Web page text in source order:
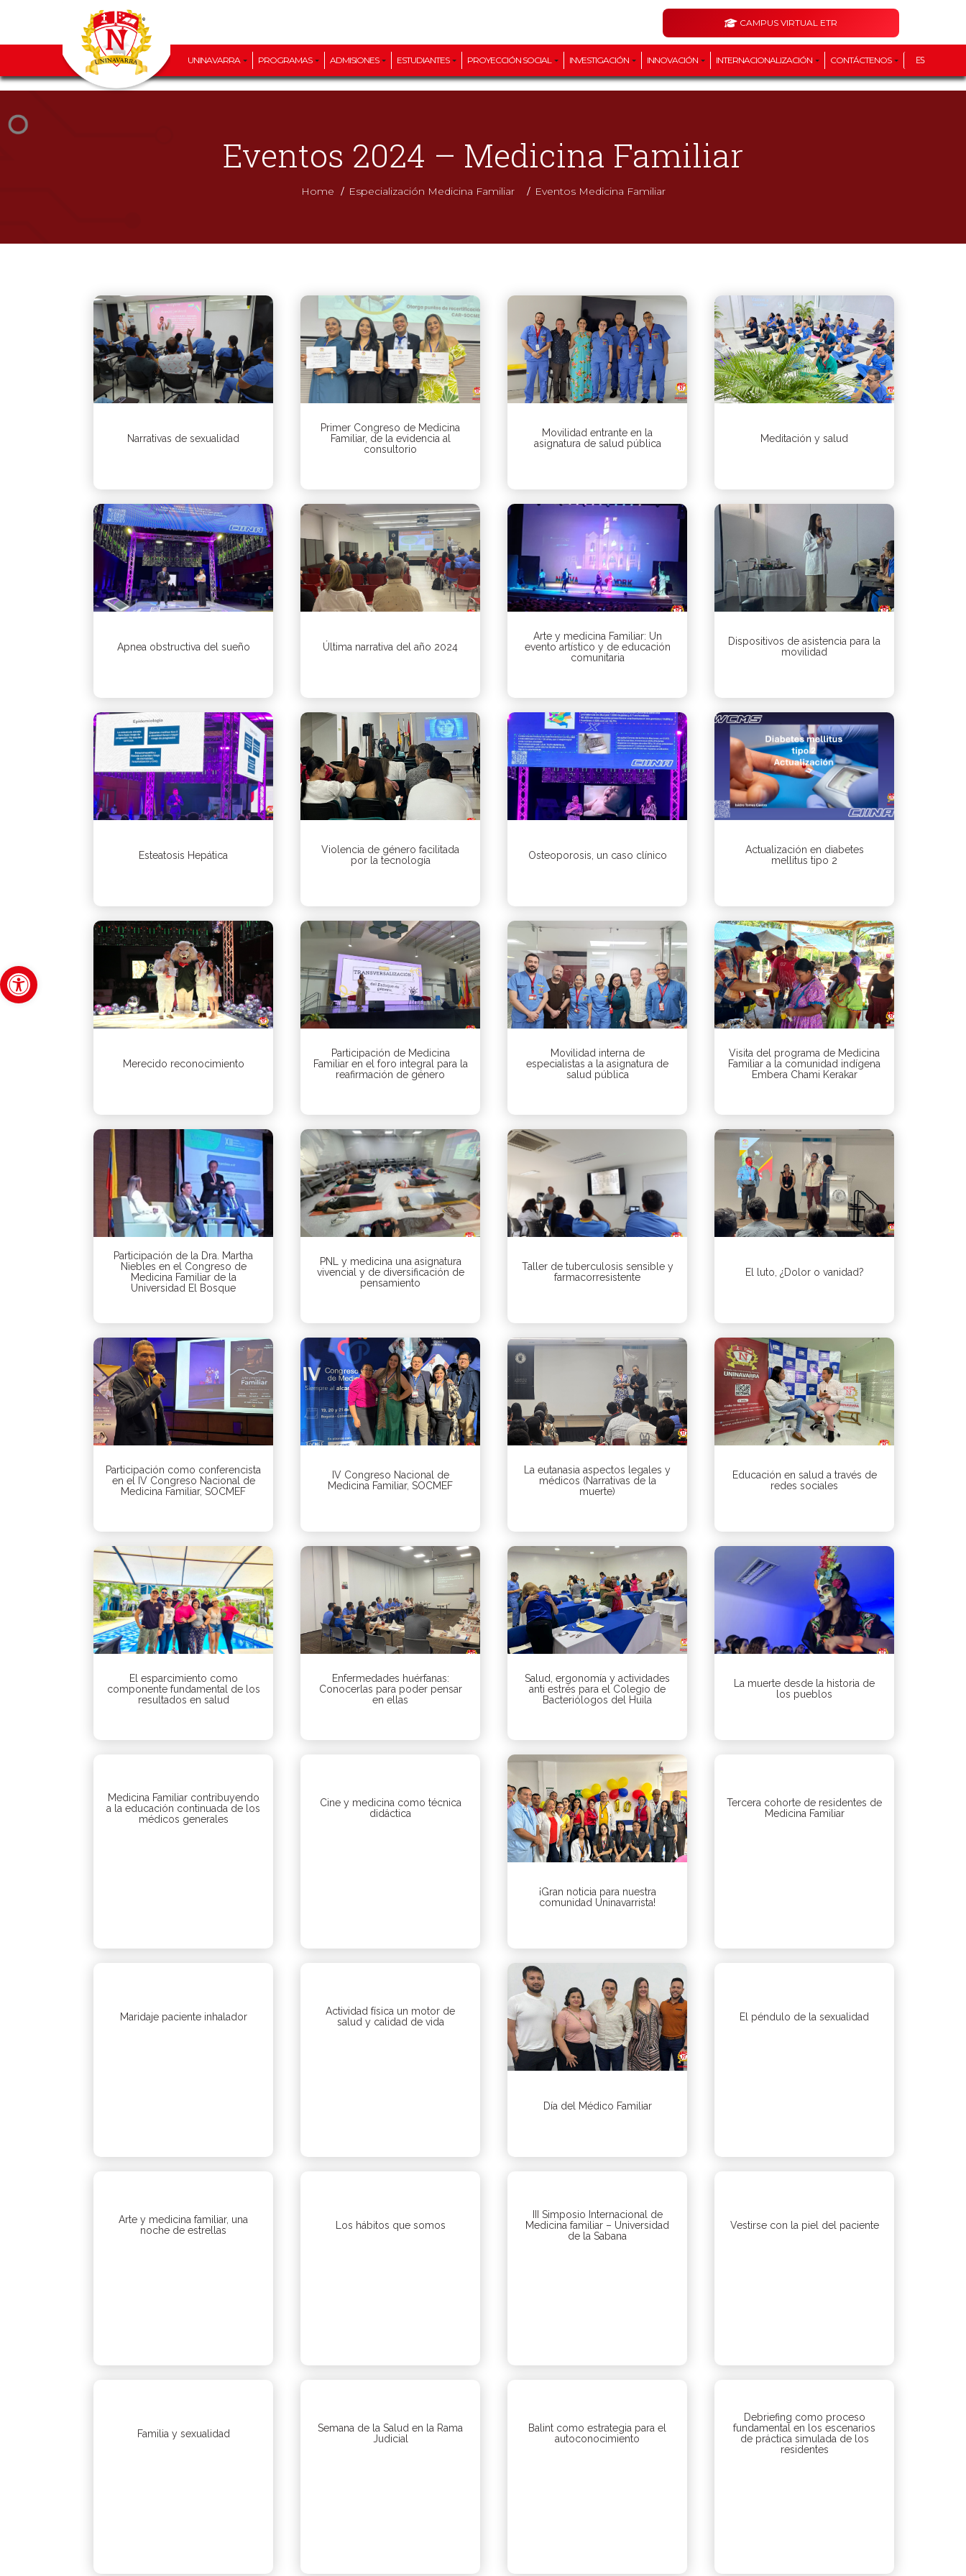
Abrir barra de herramientas
CAMPUS VIRTUAL ETR
UNINAVARRA PROGRAMAS ADMISIONES ESTUDIANTES PROYECCIÓN SOCIAL INVESTIGACIÓN INNOVACIÓN INTERNACIONALIZACIÓN CONTÁCTENOS ES
Eventos 2024 – Medicina Familiar
Home / Especialización Medicina Familiar / Eventos Medicina Familiar
Narrativas de sexualidad
Primer Congreso de Medicina
Familiar, de la evidencia al
consultorio
Movilidad entrante en la
asignatura de salud pública
Meditación y salud
Apnea obstructiva del sueño Última narrativa del año 2024
Arte y medicina Familiar: Un
evento artístico y de educación
comunitaria
Dispositivos de asistencia para la
movilidad
Esteatosis Hepática
Violencia de género facilitada
por la tecnología
Osteoporosis, un caso clínico
Actualización en diabetes
mellitus tipo 2
Merecido reconocimiento
Participación de Medicina
Familiar en el foro integral para la
reafirmación de género
Movilidad interna de
especialistas a la asignatura de
salud pública
Visita del programa de Medicina
Familiar a la comunidad indígena
Embera Chami Kerakar
Participación de la Dra. Martha
Niebles en el Congreso de
Medicina Familiar de la
Universidad El Bosque
PNL y medicina una asignatura
vivencial y de diversificación de
pensamiento
Taller de tuberculosis sensible y
farmacorresistente
El luto, ¿Dolor o vanidad?
Participación como conferencista
en el IV Congreso Nacional de
Medicina Familiar, SOCMEF
IV Congreso Nacional de
Medicina Familiar, SOCMEF
La eutanasia aspectos legales y
médicos (Narrativas de la
muerte)
Educación en salud a través de
redes sociales
El esparcimiento como
componente fundamental de los
resultados en salud
Enfermedades huérfanas:
Conocerlas para poder pensar
en ellas
Salud, ergonomía y actividades
anti estrés para el Colegio de
Bacteriólogos del Huila
La muerte desde la historia de
los pueblos
Medicina Familiar contribuyendo
a la educación continuada de los
médicos generales
Cine y medicina como técnica
didáctica
¡Gran noticia para nuestra
comunidad Uninavarrista!
Tercera cohorte de residentes de
Medicina Familiar
Maridaje paciente inhalador
Actividad física un motor de
salud y calidad de vida
Día del Médico Familiar
El péndulo de la sexualidad
Arte y medicina familiar, una
noche de estrellas
Los hábitos que somos
III Simposio Internacional de
Medicina familiar – Universidad
de la Sabana
Vestirse con la piel del paciente
Familia y sexualidad
Semana de la Salud en la Rama
Judicial
Balint como estrategia para el
autoconocimiento
Debriefing como proceso
fundamental en los escenarios
de práctica simulada de los
residentes